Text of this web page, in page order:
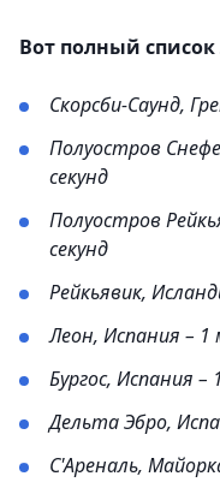
Вот полный
Скорсби-Саунд,
Полуостров
секунд
Полуостров
секунд
Рейкьявик,
Леон, Испания –
Бургос, Испания
Дельта Эбро,
С'Ареналь,